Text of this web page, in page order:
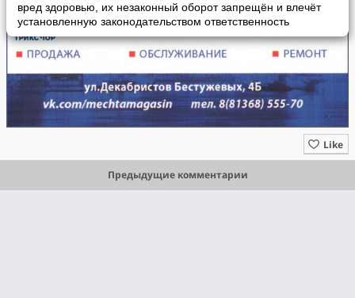
вред здоровью, их незаконный оборот запрещён и влечёт
установленную законодательством ответственность
Like
Предыдущие комментарии